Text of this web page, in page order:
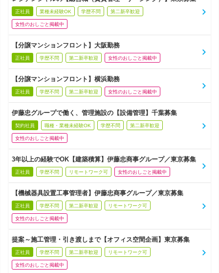
正社員 業種未経験OK 学歴不問 第二新卒歓迎
女性のおしごと掲載中
【分譲マンションフロント】大阪勤務
正社員 学歴不問 第二新卒歓迎 女性のおしごと掲載中
【分譲マンションフロント】横浜勤務
正社員 学歴不問 第二新卒歓迎 女性のおしごと掲載中
伊藤忠グループで働く、管理施設の【設備管理】千葉募集
契約社員 職種・業種未経験OK 学歴不問 第二新卒歓迎
女性のおしごと掲載中
3年以上の経験でOK【建築積算】伊藤忠商事グループ／東京募集
正社員 学歴不問 リモートワーク可 女性のおしごと掲載中
【機械器具設置工事管理者】伊藤忠商事グループ／東京募集
正社員 学歴不問 第二新卒歓迎 リモートワーク可
女性のおしごと掲載中
提案～施工管理・引き渡しまで【オフィス空間企画】東京募集
正社員 学歴不問 第二新卒歓迎 リモートワーク可
女性のおしごと掲載中